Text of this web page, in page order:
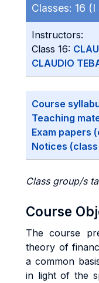
Classes: 16 (I
Instructors:
Class 16:
CLAUDIO
Course
Teaching
Exam papers
Notices (class
Class group/s
Course
The course
theory of
a common
in light of the